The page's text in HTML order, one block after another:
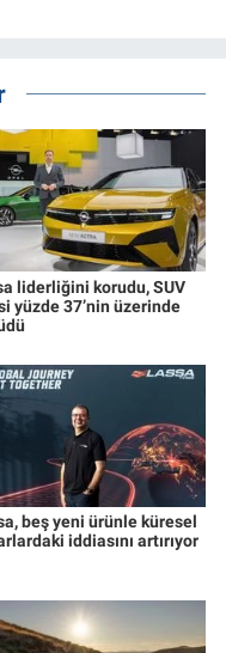
liderliğini korudu, SUV
yüzde 37’nin üzerinde
beş yeni ürünle küresel
iddiasını artırıyor